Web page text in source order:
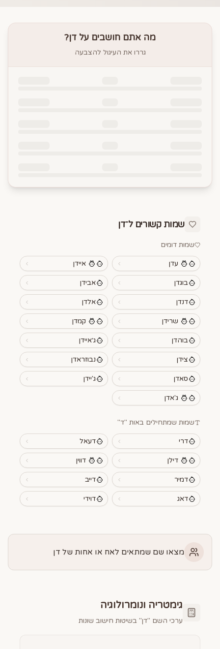
מה אתם חושבים על דן?
גררו את העיגול להצבעה
שמות קשורים ל־דן
שמות דומים
עדן איידן
בוגדן אבידן
דנדן אלדן
שרידן קמדן
בוהדן ג׳איידן
צידן נבוזראדן
סאדן ג'יידן
ג'אדן
שמות שמתחילים באות "ד"
דרי דעאל
דילן דווין
דמיר דייב
דאג דוידי
מצאו שם שמתאים לאח או אחות של דן
גימטריה ונומרולוגיה
ערכי השם "דן" בשיטות חישוב שונות